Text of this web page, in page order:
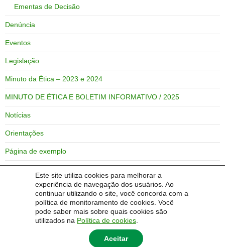
Este site utiliza cookies para melhorar a
experiência de navegação dos usuários. Ao
continuar utilizando o site, você concorda com a
política de monitoramento de cookies. Você
pode saber mais sobre quais cookies são
utilizados na Política de cookies
Aceitar
Ementas de Decisão
Denúncia
Eventos
Legislação
Minuto da Ética – 2023 e 2024
MINUTO DE ÉTICA E BOLETIM INFORMATIVO / 2025
Notícias
Orientações
Página de exemplo
Relatórios de Atividades
Certidão Negativa de Censura